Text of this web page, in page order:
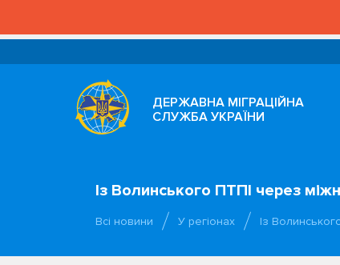
ДЕРЖАВНА МІГРАЦІЙНА
СЛУЖБА УКРАЇНИ
Із Волинського ПТПІ через
Всі новини У регіонах Із